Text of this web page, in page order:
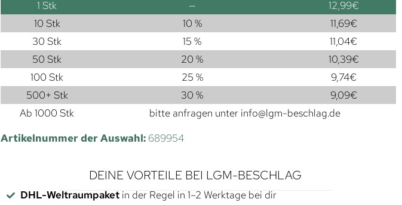
1 Stk — 12,99€
10 Stk
10 % 11,69€
30 Stk
15 % 11,04€
50 Stk
20 % 10,39€
100 Stk
25 % 9,74€
500+ Stk
30 % 9,09€
Ab 1000 Stk
bitte anfragen unter info@lgm-beschlag.de
Artikelnummer der Auswahl: 689954
DEINE VORTEILE BEI LGM-BESCHLAG
DHL-Weltraumpaketin der Regel in 1–2 Werktage bei dir